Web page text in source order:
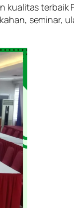
kualitas terbaik
seminar,